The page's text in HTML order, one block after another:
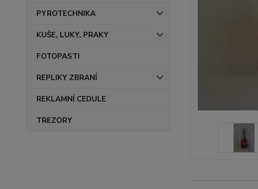
PYROTECHNIKA
KUŠE, LUKY, PRAKY
FOTOPASTI
REPLIKY ZBRANÍ
REKLAMNÍ CEDULE
TREZORY